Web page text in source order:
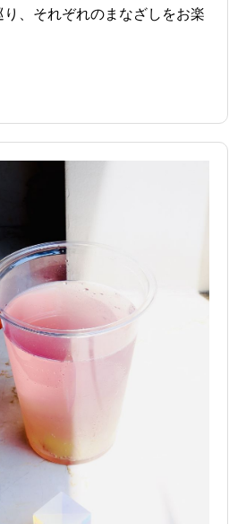
り、それぞれのまなざしをお楽